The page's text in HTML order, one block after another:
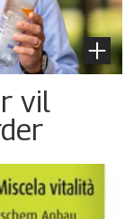
vil